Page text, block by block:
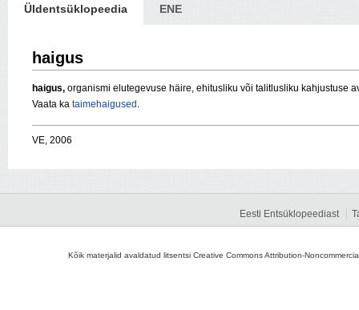
Üldentsüklopeedia ENE
haigus
haigus, organismi elutegevuse häire, ehitusliku või talitlusliku kahjustuse
Vaata ka taimehaigused .
VE, 2006
Eesti Entsüklopeediast
Kõik materjalid avaldatud litsentsi Creative Commons Attribution-